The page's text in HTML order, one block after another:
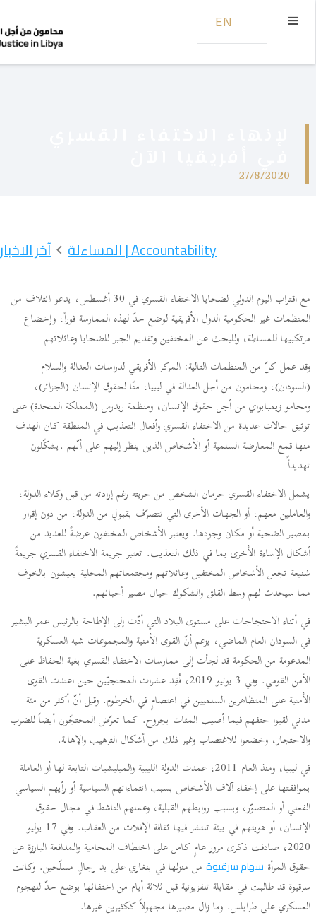
EN
27/8/2020
آخر الاخبار Accountability | المساءلة
مع اقتراب اليوم الدولي لضحايا الاختفاء القسري في 30 أغسطس، يدعو ائتلاف من
المنظمات غير الحكومية الدول الأفريقية لوضع حدّ لهذه الممارسة فوراً، وإخضاع
مرتكبيها للمساءلة، وللبحث عن المختفين وتقديم الجبر للضحايا وعائلاتهم
وقد عمل كلّ من المنظمات التالية: المركز الأفريقي لدراسات العدالة والسلام
(السودان)، ومحامون من أجل العدالة في ليبيا، منّا لحقوق الإنسان (الجزائر)،
ومحامو زيمبابواي من أجل حقوق الإنسان، ومنظمة ريدرس (المملكة المتحدة) على
توثيق حالات عديدة من الاختفاء القسري وأفعال التعذيب في المنطقة كان الهدف
منها قمع المعارضة السلمية أو الأشخاص الذين ينظر إليهم على أنّهم .يشكّلون
تهديدأً
يشمل الاختفاء القسري حرمان الشخص من حريته رغم إرادته من قبل وكلاء الدولة،
والعاملين معهم، أو الجهات الأخرى التي تتصرّف بقبولٍ من الدولة، من دون إقرار
بمصير الضحية أو مكان وجودها. ويعتبر الأشخاص المختفون عرضةً للعديد من
أشكال الإساءة الأخرى بما في ذلك التعذيب. تعتبر جريمة الاختفاء القسري جريمةً
شنيعة تجعل الأشخاص المختفين وعائلاتهم ومجتمعاتهم المحلية يعيشون بالخوف
مما سيحدث لهم وسط القلق والشكوك حيال مصير أحبائهم.
في أثناء الاحتجاجات على مستوى البلاد التي أدّت إلى الإطاحة بالرئيس عمر البشير
في السودان العام الماضي، يزعم أنّ القوى الأمنية والمجموعات شبه العسكرية
المدعومة من الحكومة قد لجأت إلى ممارسات الاختفاء القسري بغية الحفاظ على
الأمن القومي. وفي 3 يونيو 2019، فُقِد عشرات المحتجيّين حين اعتدت القوى
الأمنية على المتظاهرين السلميين في اعتصامٍ في الخرطوم. وقيل أنّ أكثر من مئة
مدني لقيوا حتفهم فيما أصيب المئات بجروح. كما تعرّض المحتجّون أيضاً للضرب
والاحتجاز، وخضعوا للاغتصاب وغير ذلك من أشكال الترهيب والإهانة.
في ليبيا، ومنذ العام 2011، عمدت الدولة الليبية والميليشيات التابعة لها أو العاملة
بموافقتها على إخفاء آلاف الأشخاص بسبب انتماءاتهم السياسية أو رأيهم السياسي
الفعلي أو المتصوّر، وبسبب روابطهم القبلية، وعملهم الناشط في مجال حقوق
الإنسان، أو هويتهم في بيئة تنتشر فيها ثقافة الإفلات من العقاب. وفي 17 يوليو
2020، صادفت ذكرى مرور عامٍ كامل على اختطاف المحامية والمدافعة البارزة عن
حقوق المرأة سهام سرقيوة من منزلها في بنغازي على يد رجالٍ مسلّحين. وكانت
سرقيوة قد طالبت في مقابلة تلفزيونية قبل ثلاثة أيام من اختفائها بوضع حدّ للهجوم
العسكري على طرابلس. وما زال مصيرها مجهولاً ككثيرين غيرها.